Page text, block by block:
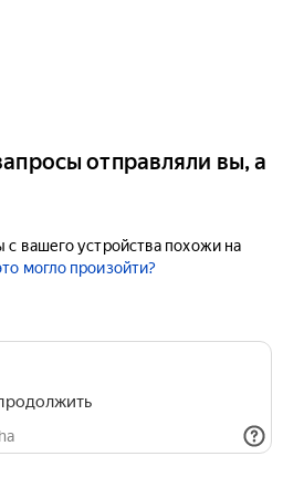
отправляли вы, а
вашего устройства похожи на
могло произойти?